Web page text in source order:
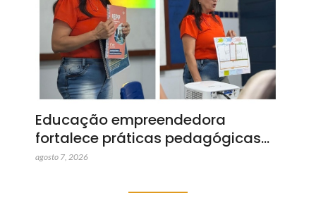
Educação empreendedora
fortalece práticas pedagógicas…
agosto 7, 2026